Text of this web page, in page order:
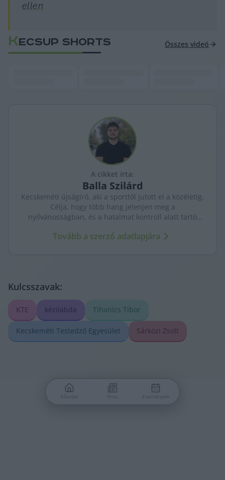
ellen
KECSUP SHORTS Összes videó
A cikket írta:
Balla Szilárd
Kecskeméti újságíró, aki a sporttól jutott el a közéletig.
Célja, hogy több hang jelenjen meg a
nyilvánosságban, és a hatalmat kontroll alatt tartó
kritikus szemmel követi.
Tovább a szerző adatlapjára
Kulcsszavak:
KTE kézilabda Tihanics Tibor
Kecskeméti Testedző Egyesület Sárközi Zsolt
Főoldal Friss Események